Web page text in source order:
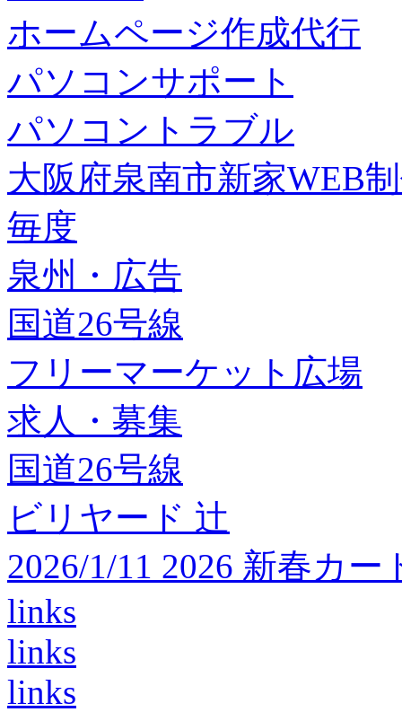
ホームページ作成代行
パソコンサポート
パソコントラブル
大阪府泉南市新家WEB
毎度
泉州・広告
国道26号線
フリーマーケット広場
求人・募集
国道26号線
ビリヤード 辻
2026/1/11 2026 新春カ
links
links
links